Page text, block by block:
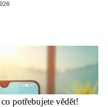
potřebujete vědět!